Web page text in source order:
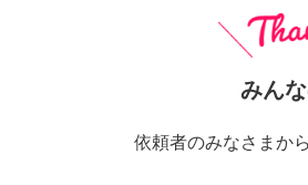
みん
依頼者のみなさまか